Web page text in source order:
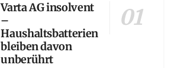
Varta AG insolvent
–
Haushaltsbatterien
bleiben davon
unberührt